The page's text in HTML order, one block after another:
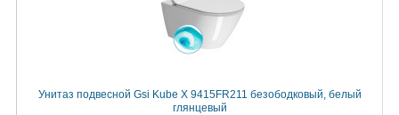
Унитаз подвесной Gsi Kube X 9415FR211 безободковый, белый
глянцевый